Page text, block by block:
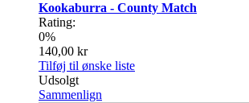
Kookaburra - County Match
Rating:
0%
140,00 kr
Tilføj til ønske liste
Udsolgt
Sammenlign